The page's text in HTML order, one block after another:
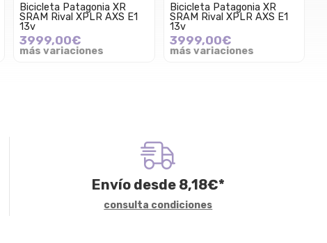
Bicicleta Patagonia XR
SRAM Rival XPLR AXS E1
13v
3999,00€
más variaciones
Bicicleta Patagonia XR
SRAM Rival XPLR AXS E1
13v
3999,00€
más variaciones
Envío desde 8,18€*
consulta condiciones